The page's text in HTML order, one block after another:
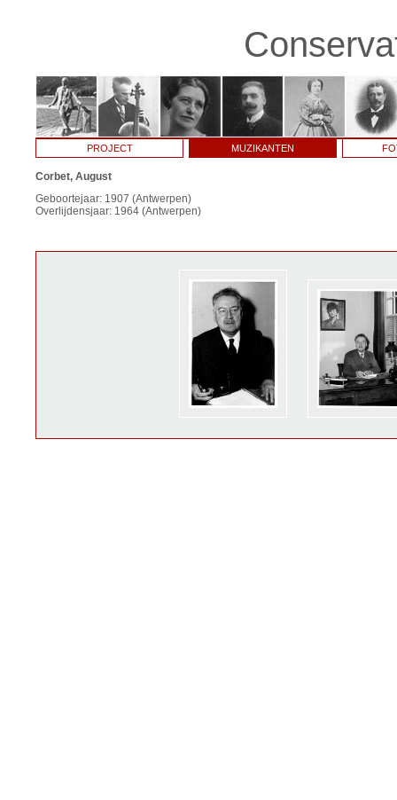
PROJECT MUZIKANTEN
Corbet, August
Geboortejaar: 1907 (Antwerpen)
Overlijdensjaar: 1964 (Antwerpen)